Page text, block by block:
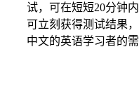
试，可在短短20分钟
可立刻获得测试结果
中文的英语学习者的需